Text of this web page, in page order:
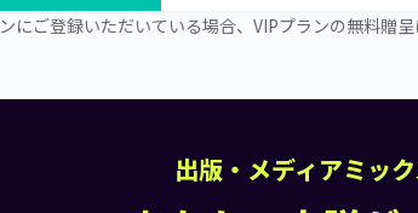
にご登録いただいている場合、VIPプランの無料贈
出版・メディアミッ